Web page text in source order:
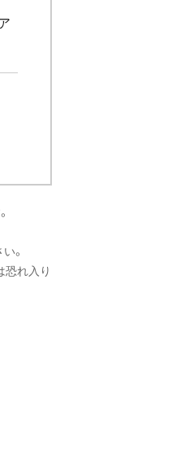
。
恐れ入り